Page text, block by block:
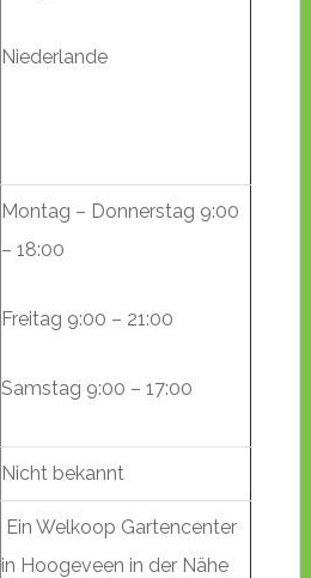
Niederlande
Montag – Donnerstag 9:00
– 18:00
Freitag 9:00 – 21:00
Samstag 9:00 – 17:00
Nicht bekannt
Ein Welkoop Gartencenter
in Hoogeveen in der Nähe